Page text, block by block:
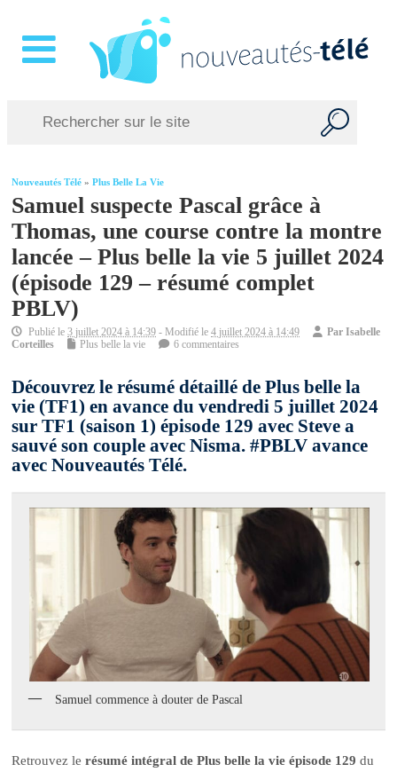
Nouveautés Télé »Plus Belle La Vie
Samuel suspecte Pascal grâce à
Thomas, une course contre la montre
lancée – Plus belle la vie 5 juillet 2024
(épisode 129 – résumé complet
PBLV)
Publié le3 juillet 2024 à 14:39 - Modifié le4 juillet 2024 à 14:49 ParIsabelle
Corteilles
Plus belle la vie 6 commentaires
Découvrez le résumé détaillé de Plus belle la
vie (TF1) en avance du vendredi 5 juillet 2024
sur TF1 (saison 1) épisode 129 avec Steve a
sauvé son couple avec Nisma. #PBLV avance
avec Nouveautés Télé.
Samuel commence à douter de Pascal
Retrouvez lerésumé intégral de Plus belle la vie épisode 129 du